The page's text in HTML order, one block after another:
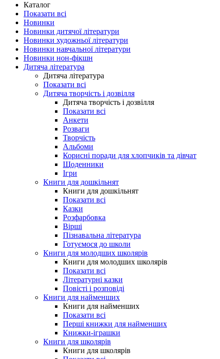
Каталог
Показати всі
Новинки
Новинки дитячої літератури
Новинки художньої літератури
Новинки навчальної літератури
Новинки нон-фікшн
Дитяча література
Дитяча література
Показати всі
Дитяча творчість і дозвілля
Дитяча творчість і дозвілля
Показати всі
Анкети
Розваги
Творчість
Альбоми
Корисні поради для хлопчиків та дівчат
Щоденники
Ігри
Книги для дошкільнят
Книги для дошкільнят
Показати всі
Казки
Розфарбовка
Вірші
Пізнавальна література
Готуємося до школи
Книги для молодших школярів
Книги для молодших школярів
Показати всі
Літературні казки
Повісті і розповіді
Книги для найменших
Книги для найменших
Показати всі
Перші книжки для найменших
Книжки-іграшки
Книги для школярів
Книги для школярів